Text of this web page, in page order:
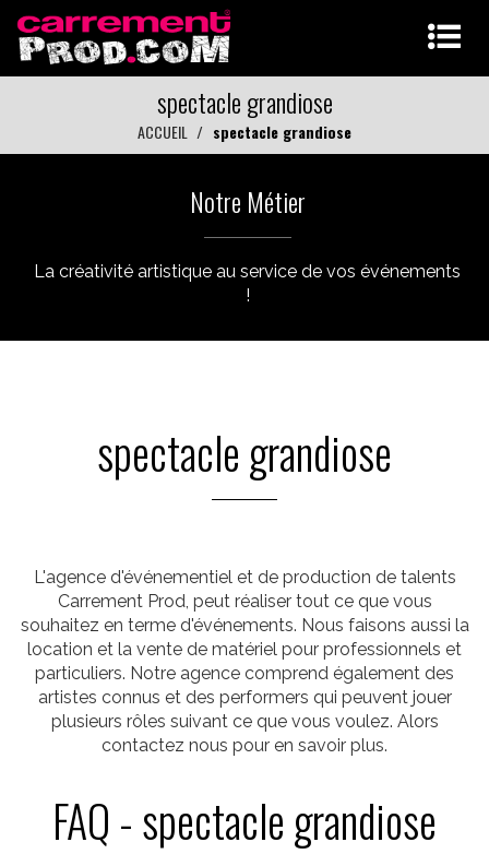
spectacle grandiose
ACCUEIL spectacle grandiose
Notre Métier
La créativité artistique au service de vos événements
!
spectacle grandiose
L'agence d'événementiel et de production de talents
Carrement Prod, peut réaliser tout ce que vous
souhaitez en terme d'événements. Nous faisons aussi la
location et la vente de matériel pour professionnels et
particuliers. Notre agence comprend également des
artistes connus et des performers qui peuvent jouer
plusieurs rôles suivant ce que vous voulez. Alors
contactez nous pour en savoir plus.
FAQ - spectacle grandiose